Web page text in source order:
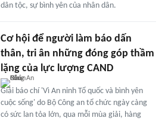
dân tộc, sự bình yên của nhân dân.
Cơ hội để người làm báo dấn
thân, tri ân những đóng góp thầm
lặng của lực lượng CAND
Giải báo chí 'Vì An ninh Tổ quốc và bình yên
cuộc sống' do Bộ Công an tổ chức ngày càng
có sức lan tỏa lớn, qua mỗi mùa giải, hàng